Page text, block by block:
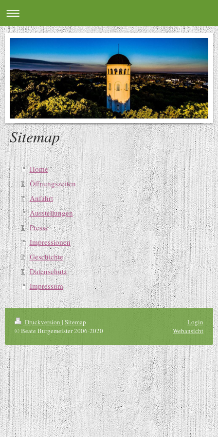
Sitemap
Home
Öffnungszeiten
Anfahrt
Ausstellungen
Presse
Impressionen
Geschichte
Datenschutz
Impressum
Druckversion | Sitemap
© Beate Burgemeister 2006-2020
Login
Webansicht